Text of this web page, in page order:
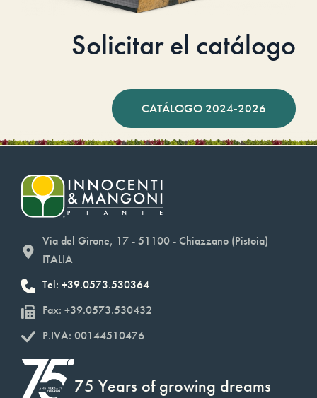
Solicitar el catálogo
CATÁLOGO 2024-2026
Via del Girone, 17 - 51100 - Chiazzano (Pistoia)
ITALIA
Tel: +39.0573.530364
Fax: +39.0573.530432
P.IVA: 00144510476
75 Years of growing dreams